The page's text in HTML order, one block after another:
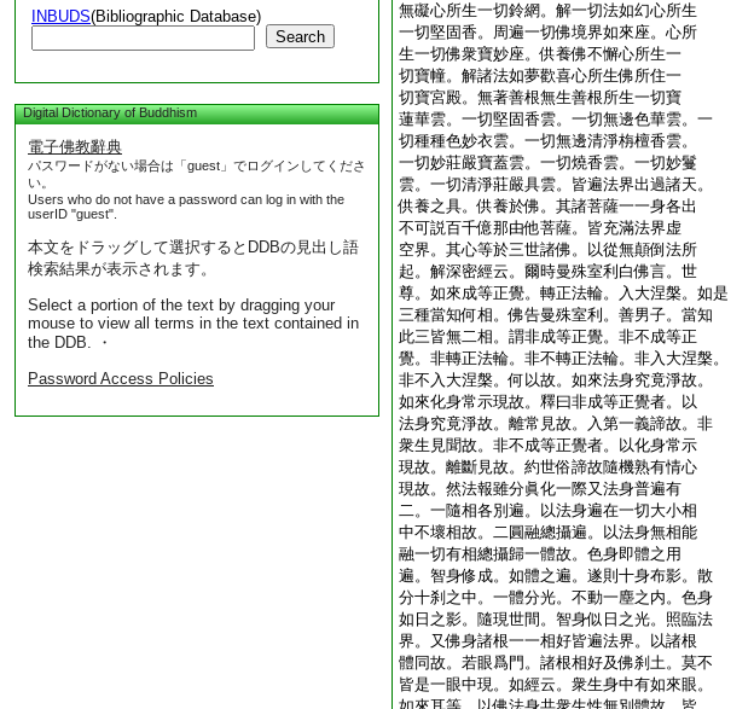
INBUDS(Bibliographic Database)
Search
Digital Dictionary of Buddhism
電子佛教辭典
パスワードがない場合は「guest」でログインしてくださ
い。
Users who do not have a password can log in with the
userID "guest".
本文をドラッグして選択するとDDBの見出し語
検索結果が表示されます。
Select a portion of the text by dragging your
mouse to view all terms in the text contained in
the DDB. ・
Password Access Policies
無礙心所生一切鈴網。解一切法如幻心所生
一切堅固香。周遍一切佛境界如來座。心所
生一切佛衆寶妙座。供養佛不懈心所生一
切寶幢。解諸法如夢歡喜心所生佛所住一
切寶宮殿。無著善根無生善根所生一切寶
蓮華雲。一切堅固香雲。一切無邊色華雲。一
切種種色妙衣雲。一切無邊清淨栴檀香雲。
一切妙莊嚴寶蓋雲。一切燒香雲。一切妙鬘
雲。一切清淨莊嚴具雲。皆遍法界出過諸天。
供養之具。供養於佛。其諸菩薩一一身各出
不可説百千億那由他菩薩。皆充滿法界虚
空界。其心等於三世諸佛。以從無顛倒法所
起。解深密經云。爾時曼殊室利白佛言。世
尊。如來成等正覺。轉正法輪。入大涅槃。如是
三種當知何相。佛告曼殊室利。善男子。當知
此三皆無二相。謂非成等正覺。非不成等正
覺。非轉正法輪。非不轉正法輪。非入大涅槃。
非不入大涅槃。何以故。如來法身究竟淨故。
如來化身常示現故。釋曰非成等正覺者。以
法身究竟淨故。離常見故。入第一義諦故。非
衆生見聞故。非不成等正覺者。以化身常示
現故。離斷見故。約世俗諦故隨機熟有情心
現故。然法報雖分眞化一際又法身普遍有
二。一隨相各別遍。以法身遍在一切大小相
中不壞相故。二圓融總攝遍。以法身無相能
融一切有相總攝歸一體故。色身即體之用
遍。智身修成。如體之遍。遂則十身布影。散
分十刹之中。一體分光。不動一塵之内。色身
如日之影。隨現世間。智身似日之光。照臨法
界。又佛身諸根一一相好皆遍法界。以諸根
體同故。若眼爲門。諸根相好及佛刹土。莫不
皆是一眼中現。如經云。衆生身中有如來眼。